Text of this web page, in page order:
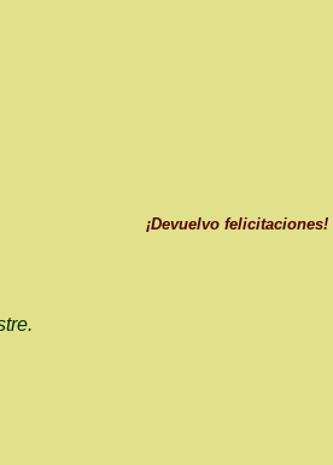
¡Devuelvo felicitaciones!